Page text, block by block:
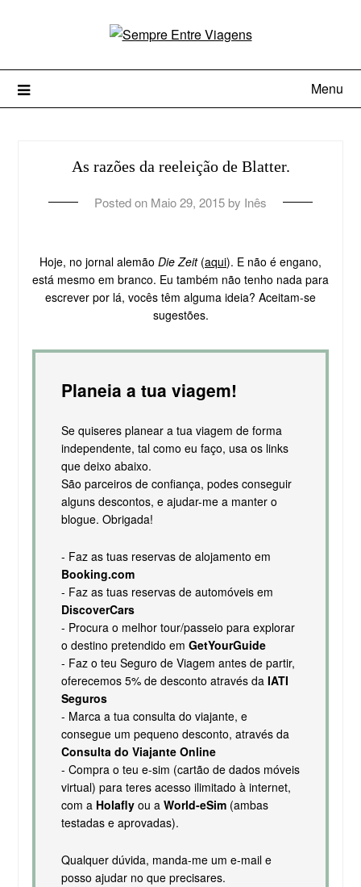
Menu
As razões da reeleição de Blatter.
Posted on Maio 29, 2015 by Inês
Hoje, no jornal alemão Die Zeit(aqui). E não é engano,
está mesmo em branco. Eu também não tenho nada para
escrever por lá, vocês têm alguma ideia? Aceitam-se
sugestões.
Planeia a tua viagem!
Se quiseres planear a tua viagem de forma
independente, tal como eu faço, usa os links
que deixo abaixo.
São parceiros de confiança, podes conseguir
alguns descontos, e ajudar-me a manter o
blogue. Obrigada!
- Faz as tuas reservas de alojamento em
Booking.com
- Faz as tuas reservas de automóveis em
DiscoverCars
- Procura o melhor tour/passeio para explorar
o destino pretendido em GetYourGuide
- Faz o teu Seguro de Viagem antes de partir,
oferecemos 5% de desconto através da IATI
Seguros
- Marca a tua consulta do viajante, e
consegue um pequeno desconto, através da
Consulta do Viajante Online
- Compra o teu e-sim (cartão de dados móveis
virtual) para teres acesso ilimitado à internet,
com a Holaflyou a World-eSim(ambas
testadas e aprovadas).
Qualquer dúvida, manda-me um e-mail e
posso ajudar no que precisares.